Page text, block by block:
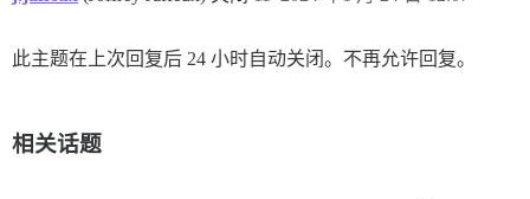
此主题在上次回复后 24 小时自动关闭。不再允许回复。
相关话题